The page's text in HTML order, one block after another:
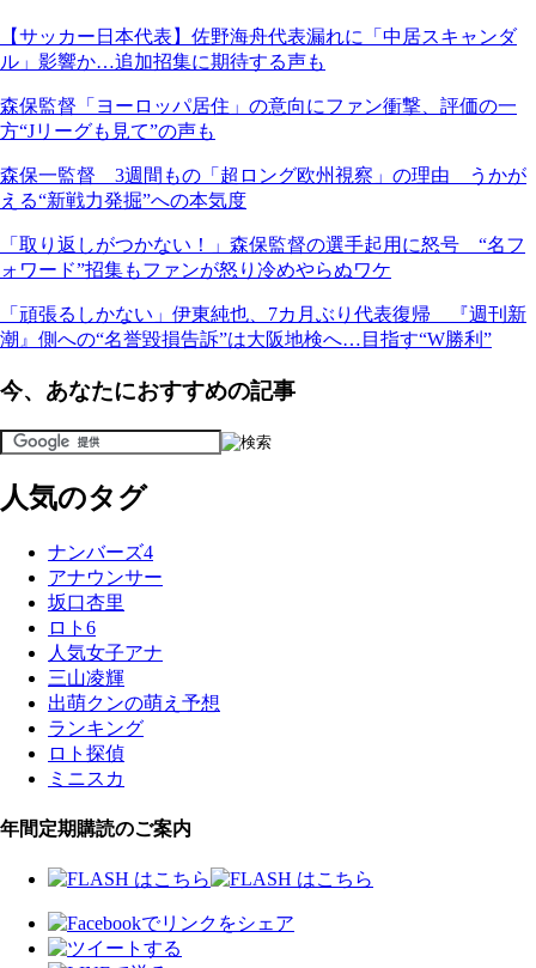
【サッカー日本代表】佐野海舟代表漏れに「中居スキャンダ
ル」影響か…追加招集に期待する声も
森保監督「ヨーロッパ居住」の意向にファン衝撃、評価の一
方“Jリーグも見て”の声も
森保一監督 3週間もの「超ロング欧州視察」の理由 うかが
える“新戦力発掘”への本気度
「取り返しがつかない！」森保監督の選手起用に怒号 “名フ
ォワード”招集もファンが怒り冷めやらぬワケ
「頑張るしかない」伊東純也、7カ月ぶり代表復帰 『週刊新
潮』側への“名誉毀損告訴”は大阪地検へ…目指す“W勝利”
今、あなたにおすすめの記事
人気のタグ
ナンバーズ4
アナウンサー
坂口杏里
ロト6
人気女子アナ
三山凌輝
出萌クンの萌え予想
ランキング
ロト探偵
ミニスカ
年間定期購読のご案内